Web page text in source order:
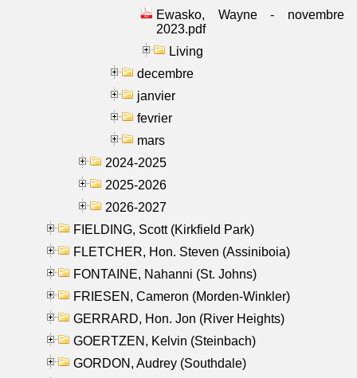
Ewasko, Wayne - novembre
2023.pdf
Living
decembre
janvier
fevrier
mars
2024-2025
2025-2026
2026-2027
FIELDING, Scott (Kirkfield Park)
FLETCHER, Hon. Steven (Assiniboia)
FONTAINE, Nahanni (St. Johns)
FRIESEN, Cameron (Morden-Winkler)
GERRARD, Hon. Jon (River Heights)
GOERTZEN, Kelvin (Steinbach)
GORDON, Audrey (Southdale)